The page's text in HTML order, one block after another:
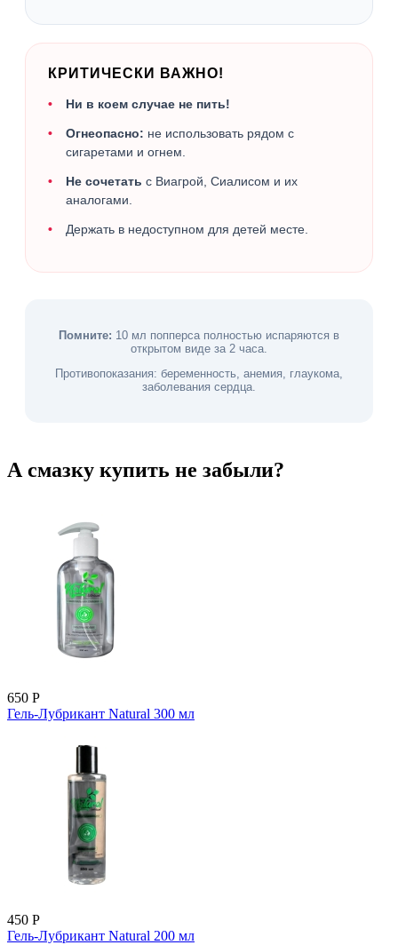
КРИТИЧЕСКИ ВАЖНО!
Ни в коем случае не пить!
Огнеопасно: не использовать рядом с
сигаретами и огнем.
Не сочетать с Виагрой, Сиалисом и их
аналогами.
Держать в недоступном для детей месте.
Помните: 10 мл попперса полностью испаряются в
открытом виде за 2 часа.
Противопоказания: беременность, анемия, глаукома,
заболевания сердца.
А смазку купить не забыли?
650 Р
Гель-Лубрикант Natural 300 мл
450 Р
Гель-Лубрикант Natural 200 мл